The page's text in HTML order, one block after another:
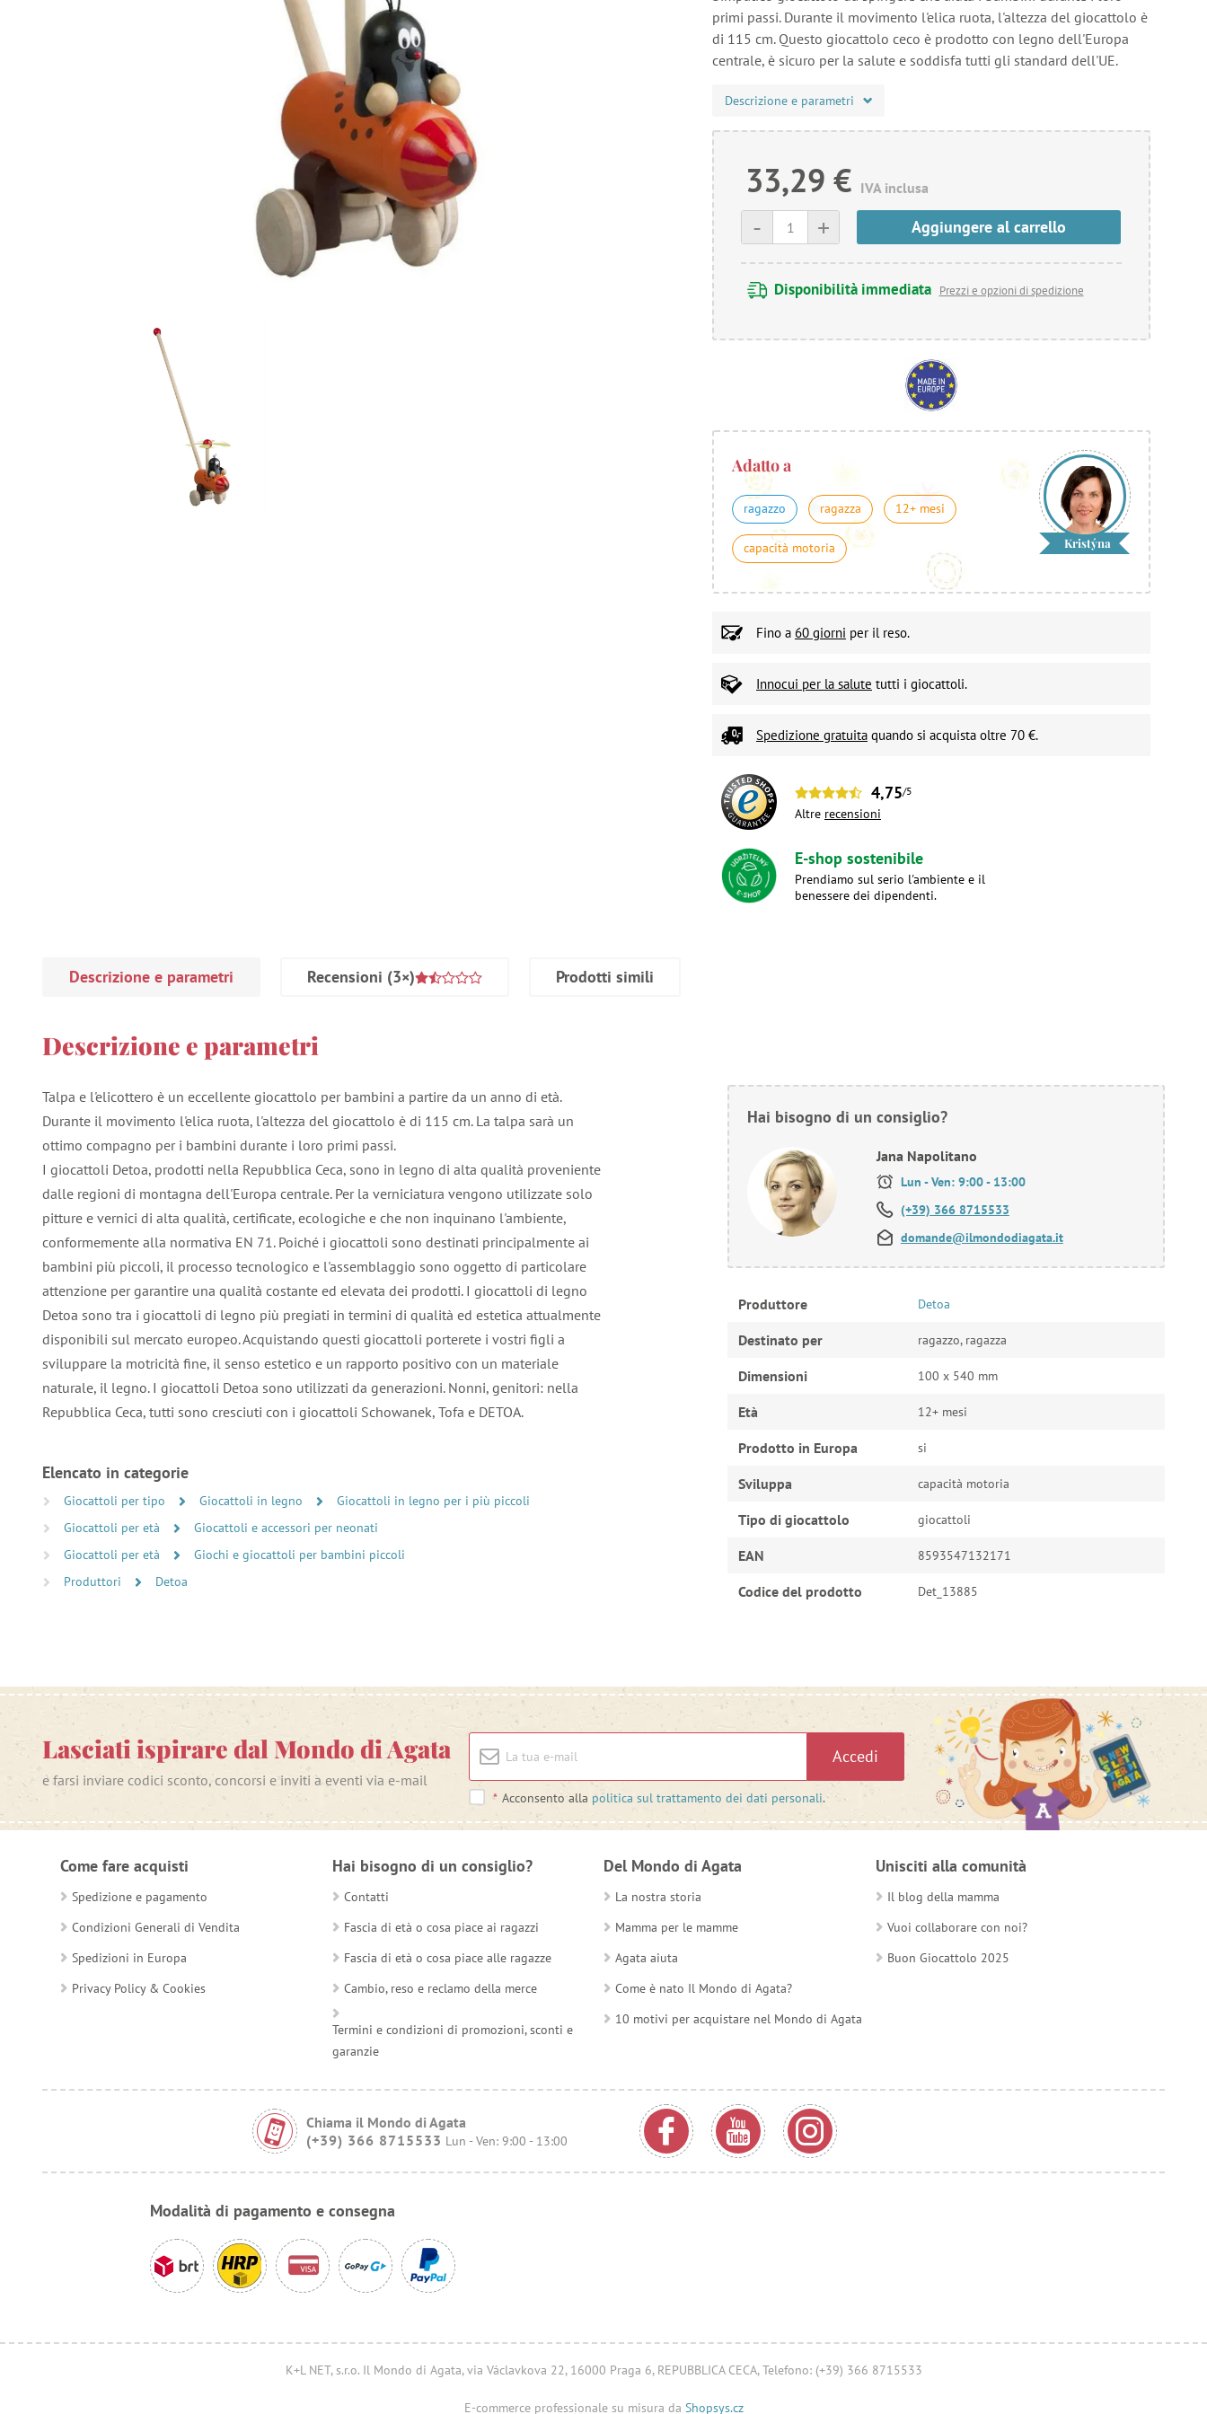
primi passi. Durante il movimento l'elica ruota, l'altezza del giocattolo è
di 115 cm. Questo giocattolo ceco è prodotto con legno dell'Europa
centrale, è sicuro per la salute e soddisfa tutti gli standard dell'UE.
Descrizione e parametri
33,29 € IVA inclusa
+
- Aggiungere al carrello
Disponibilità immediata Prezzi e opzioni di spedizione
Adatto a
ragazzo ragazza 12+ mesi
capacità motoria Kristýna
Fino a 60 giorni per il reso.
Innocui per la salute tutti i giocattoli.
Spedizione gratuita quando si acquista oltre 70 €.
4,75/5
Altre recensioni
E-shop sostenibile
Prendiamo sul serio l'ambiente e il
benessere dei dipendenti.
Descrizione e parametri Recensioni (3×) Prodotti simili
Descrizione e parametri
Talpa e l'elicottero è un eccellente giocattolo per bambini a partire da un anno di età.
Durante il movimento l'elica ruota, l'altezza del giocattolo è di 115 cm. La talpa sarà un
ottimo compagno per i bambini durante i loro primi passi.
I giocattoli Detoa, prodotti nella Repubblica Ceca, sono in legno di alta qualità proveniente
dalle regioni di montagna dell'Europa centrale. Per la verniciatura vengono utilizzate solo
pitture e vernici di alta qualità, certificate, ecologiche e che non inquinano l'ambiente,
conformemente alla normativa EN 71. Poiché i giocattoli sono destinati principalmente ai
bambini più piccoli, il processo tecnologico e l'assemblaggio sono oggetto di particolare
attenzione per garantire una qualità costante ed elevata dei prodotti. I giocattoli di legno
Detoa sono tra i giocattoli di legno più pregiati in termini di qualità ed estetica attualmente
disponibili sul mercato europeo. Acquistando questi giocattoli porterete i vostri figli a
sviluppare la motricità fine, il senso estetico e un rapporto positivo con un materiale
naturale, il legno. I giocattoli Detoa sono utilizzati da generazioni. Nonni, genitori: nella
Repubblica Ceca, tutti sono cresciuti con i giocattoli Schowanek, Tofa e DETOA.
Elencato in categorie
Giocattoli per tipo Giocattoli in legno
Giocattoli in legno per i più piccoli
Giocattoli per età
Giocattoli e accessori per neonati
Giocattoli per età
Giochi e giocattoli per bambini piccoli
Produttori
Detoa
Hai bisogno di un consiglio?
Jana Napolitano
Lun - Ven: 9:00 - 13:00
(+39) 366 8715533
domande@ilmondodiagata.it
Produttore Detoa
Destinato per ragazzo, ragazza
Dimensioni 100 x 540 mm
Età 12+ mesi
Prodotto in Europa si
Sviluppa capacità motoria
Tipo di giocattolo giocattoli
EAN 8593547132171
Codice del prodotto Det_13885
Lasciati ispirare dal Mondo di Agata
e farsi inviare codici sconto, concorsi e inviti a eventi via e-mail
Accedi
* Acconsento alla politica sul trattamento dei dati personali.
Come fare acquisti
Spedizione e pagamento
Condizioni Generali di Vendita
Spedizioni in Europa
Privacy Policy & Cookies
Hai bisogno di un consiglio?
Contatti
Fascia di età o cosa piace ai ragazzi
Fascia di età o cosa piace alle ragazze
Cambio, reso e reclamo della merce
Termini e condizioni di promozioni, sconti e
garanzie
Del Mondo di Agata
La nostra storia
Mamma per le mamme
Agata aiuta
Come è nato Il Mondo di Agata?
10 motivi per acquistare nel Mondo di Agata
Unisciti alla comunità
Il blog della mamma
Vuoi collaborare con noi?
Buon Giocattolo 2025
Chiama il Mondo di Agata
(+39) 366 8715533 Lun - Ven: 9:00 - 13:00
Modalità di pagamento e consegna
K+L NET, s.r.o. Il Mondo di Agata, via Václavkova 22, 16000 Praga 6, REPUBBLICA CECA, Telefono: (+39) 366 8715533
E-commerce professionale su misura da Shopsys.cz